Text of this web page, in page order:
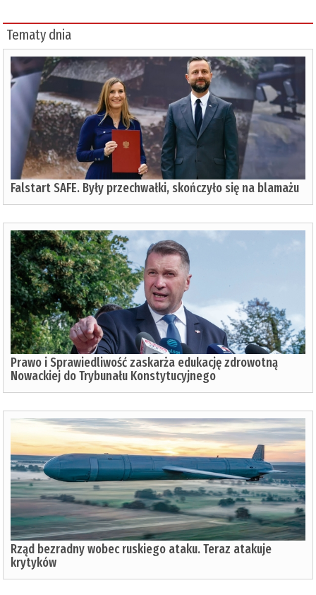
Tematy dnia
Falstart SAFE. Były przechwałki, skończyło się na blamażu
Prawo i Sprawiedliwość zaskarża edukację zdrowotną
Nowackiej do Trybunału Konstytucyjnego
Rząd bezradny wobec ruskiego ataku. Teraz atakuje
krytyków